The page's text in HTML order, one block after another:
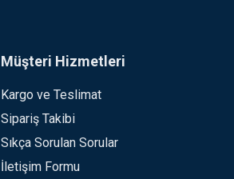
Müşteri Hizmetleri
Kargo ve Teslimat
Sipariş Takibi
Sıkça Sorulan Sorular
İletişim Formu